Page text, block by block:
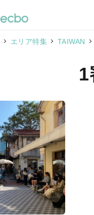
> エリア特集 > TAIWAN >
1